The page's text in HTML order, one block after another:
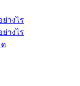
างไร
ย่างไร